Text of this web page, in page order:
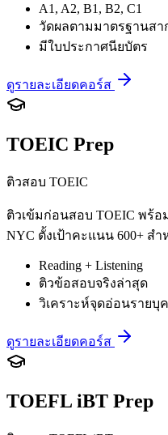
A1, A2, B1, B2, C1
วัดผลตามมาตรฐานสา
มีใบประกาศนียบัตร
ดูรายละเอียดคอร์ส
TOEIC Prep
ติวสอบ TOEIC
ติวเข้มก่อนสอบ TOEIC พร้
NYC ตั้งเป้าคะแนน 600+ ส
Reading + Listening
ติวข้อสอบจริงล่าสุด
วิเคราะห์จุดอ่อนรายบุ
ดูรายละเอียดคอร์ส
TOEFL iBT Prep